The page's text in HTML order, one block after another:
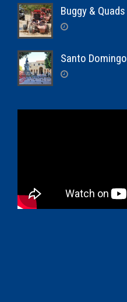
Buggy & Quads
Santo Domingo